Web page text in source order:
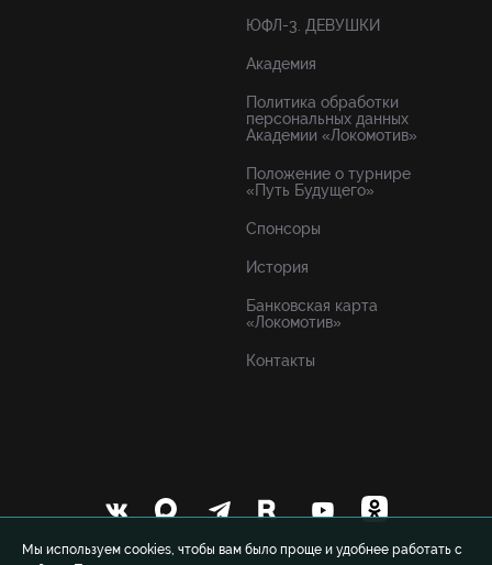
Мы используем cookies, чтобы вам было проще и удобнее работать с
ЮФЛ-3. ДЕВУШКИ
Академия
Политика обработки
персональных данных
Академии «Локомотив»
Положение о турнире
«Путь Будущего»
Спонсоры
История
Банковская карта
«Локомотив»
Контакты